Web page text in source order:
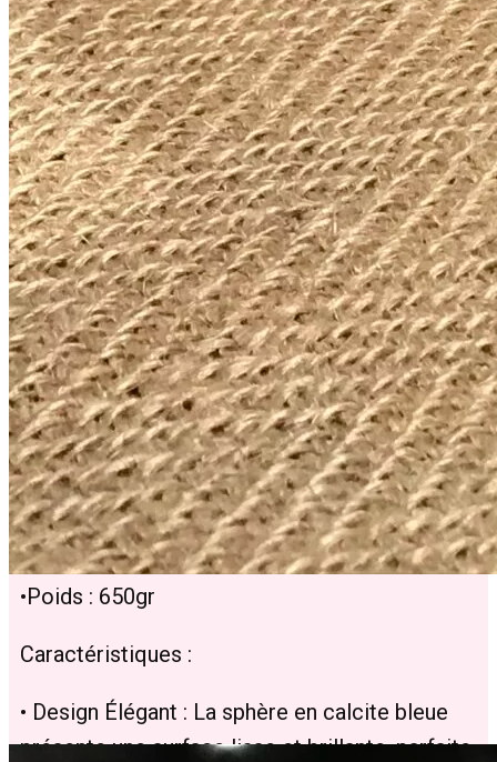
Découvrez notre sphère en calcite bleue, un
magnifique objet décoratif et spirituel qui
apporte sérénité et harmonie.
Détails du Produit :
• Type : Minéraux, Sphères, Décoration
• Pierre : Calcite bleue, reconnue pour sa
couleur apaisante et ses propriétés
bénéfiques.
• Qualité : AA, garantissant une excellente
finition et des caractéristiques optimales.
• Dimensions : Entre 80 et 90 mm, taille idéale
pour l’affichage ou la manipulation.
•Poids : 650gr
Caractéristiques :
• Design Élégant : La sphère en calcite bleue
présente une surface lisse et brillante, parfaite